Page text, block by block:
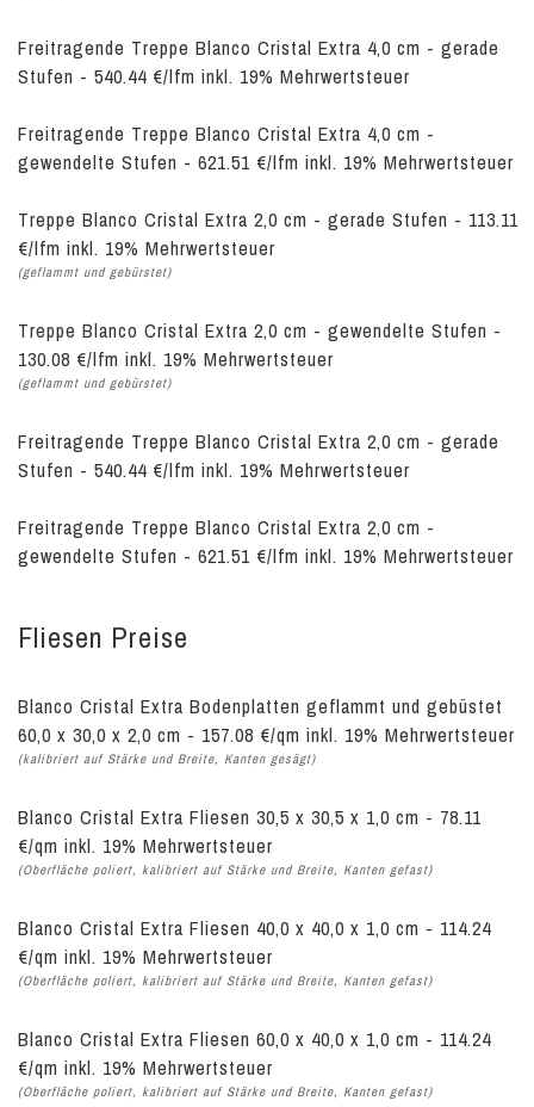
Freitragende Treppe Blanco Cristal Extra 4,0 cm - gerade
Stufen - 540.44 €/lfm inkl. 19% Mehrwertsteuer
Freitragende Treppe Blanco Cristal Extra 4,0 cm -
gewendelte Stufen - 621.51 €/lfm inkl. 19% Mehrwertsteuer
Treppe Blanco Cristal Extra 2,0 cm - gerade Stufen - 113.11
€/lfm inkl. 19% Mehrwertsteuer
(geflammt und gebürstet)
Treppe Blanco Cristal Extra 2,0 cm - gewendelte Stufen -
130.08 €/lfm inkl. 19% Mehrwertsteuer
(geflammt und gebürstet)
Freitragende Treppe Blanco Cristal Extra 2,0 cm - gerade
Stufen - 540.44 €/lfm inkl. 19% Mehrwertsteuer
Freitragende Treppe Blanco Cristal Extra 2,0 cm -
gewendelte Stufen - 621.51 €/lfm inkl. 19% Mehrwertsteuer
Fliesen Preise
Blanco Cristal Extra Bodenplatten geflammt und gebüstet
60,0 x 30,0 x 2,0 cm - 157.08 €/qm inkl. 19% Mehrwertsteuer
(kalibriert auf Stärke und Breite, Kanten gesägt)
Blanco Cristal Extra Fliesen 30,5 x 30,5 x 1,0 cm - 78.11
€/qm inkl. 19% Mehrwertsteuer
(Oberfläche poliert, kalibriert auf Stärke und Breite, Kanten gefast)
Blanco Cristal Extra Fliesen 40,0 x 40,0 x 1,0 cm - 114.24
€/qm inkl. 19% Mehrwertsteuer
(Oberfläche poliert, kalibriert auf Stärke und Breite, Kanten gefast)
Blanco Cristal Extra Fliesen 60,0 x 40,0 x 1,0 cm - 114.24
€/qm inkl. 19% Mehrwertsteuer
(Oberfläche poliert, kalibriert auf Stärke und Breite, Kanten gefast)